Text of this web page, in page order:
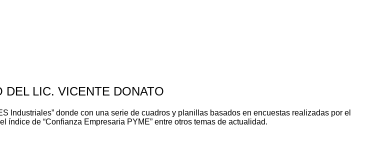
DEL LIC. VICENTE DONATO
Industriales” donde con una serie de cuadros y planillas basados en encuestas realizadas por el
de “Confianza Empresaria PYME” entre otros temas de actualidad.